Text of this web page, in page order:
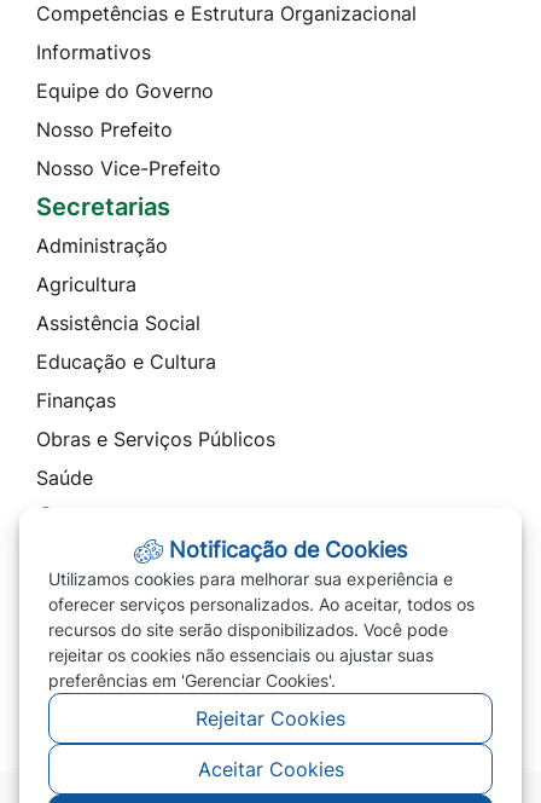
Competências e Estrutura Organizacional
Informativos
Equipe do Governo
Nosso Prefeito
Nosso Vice-Prefeito
Secretarias
Administração
Agricultura
Assistência Social
Educação e Cultura
Finanças
Obras e Serviços Públicos
Saúde
Contato
Ouvidoria
SIC
Carta de Serviços
Notificação de Cookies
Utilizamos cookies para melhorar sua experiência e
oferecer serviços personalizados. Ao aceitar, todos os
recursos do site serão disponibilizados. Você pode
rejeitar os cookies não essenciais ou ajustar suas
preferências em 'Gerenciar Cookies'.
Rejeitar Cookies
Aceitar Cookies